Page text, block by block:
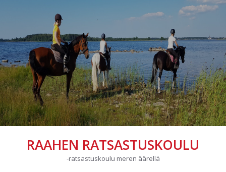
RAAHEN RATSASTUSKOULU
-ratsastuskoulu meren äärellä